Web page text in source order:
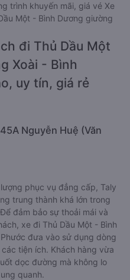
trình khuyến mãi, giá vé Xe
Một - Bình Dương giường
đi Thủ Dầu Một
Xoài - Bình
uy tín, giá rẻ
Nguyễn Huệ (Văn
phục vụ đẳng cấp, Taly
trung thành khá lớn trong
đảm bảo sự thoải mái và
xe đi Thủ Dầu Một - Bình
đưa vào sử dụng dòng
tiện ích. Khách hàng vừa
dọc đường mà không lo
quanh.